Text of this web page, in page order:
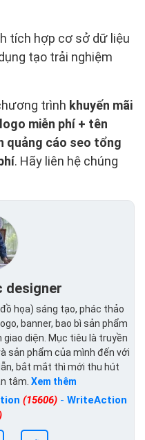
tích hợp cơ sở dữ liệu
tạo trải nghiệm
trình khuyến mãi
miễn phí + tên
quảng cáo seo tổng
. Hãy liên hệ chúng
designer
họa) sáng tạo, phác thảo
banner, bao bì sản phẩm
diện. Mục tiêu là truyền
sản phẩm của mình đến với
bắt mắt thì mới thu hút
tâm. Xem thêm
(15606)- WriteAction